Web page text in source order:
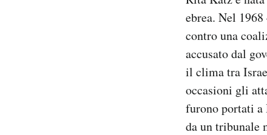
ebrea. Nel
contro una
accusato dal
il clima tra
occasioni gli
furono portati a
da un tribunale